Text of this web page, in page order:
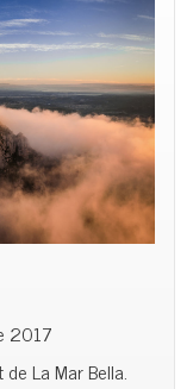
2017
La Mar Bella.